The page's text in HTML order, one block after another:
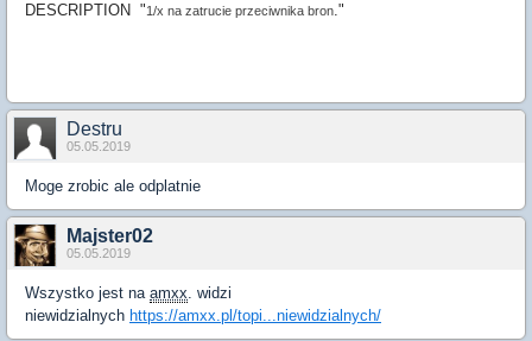
DESCRIPTION "1/x na zatrucie przeciwnika bron."
Destru
05.05.2019
Moge zrobic ale odplatnie
Majster02
05.05.2019
Wszystko jest na amxx. widzi
niewidzialnych https://amxx.pl/topi...niewidzialnych/